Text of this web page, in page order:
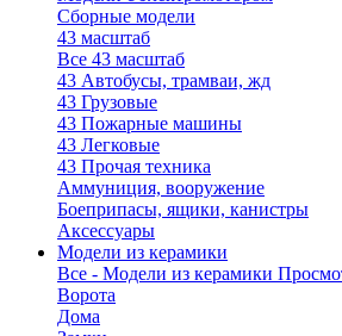
Сборные модели
43 масштаб
Все 43 масштаб
43 Автобусы, трамваи, жд
43 Грузовые
43 Пожарные машины
43 Легковые
43 Прочая техника
Аммуниция, вооружение
Боеприпасы, ящики, канистры
Аксессуары
Модели из керамики
Все - Модели из керамики
Ворота
Дома